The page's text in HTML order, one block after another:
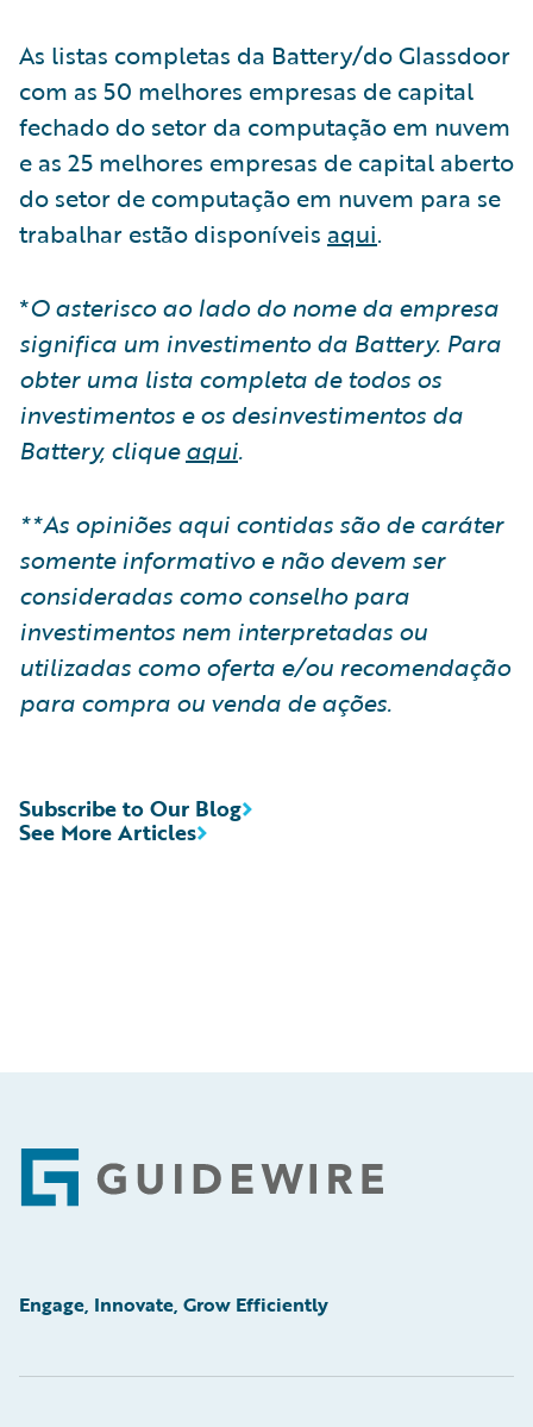
As listas completas da Battery/do Glassdoor
com as 50 melhores empresas de capital
fechado do setor da computação em nuvem
e as 25 melhores empresas de capital aberto
do setor de computação em nuvem para se
trabalhar estão disponíveis aqui.
*O asterisco ao lado do nome da empresa
significa um investimento da Battery. Para
obter uma lista completa de todos os
investimentos e os desinvestimentos da
Battery, clique aqui.
**As opiniões aqui contidas são de caráter
somente informativo e não devem ser
consideradas como conselho para
investimentos nem interpretadas ou
utilizadas como oferta e/ou recomendação
para compra ou venda de ações.
See More Articles
Subscribe to Our Blog
Footer
Engage, Innovate, Grow Efficiently